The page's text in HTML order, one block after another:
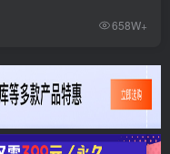
658W+